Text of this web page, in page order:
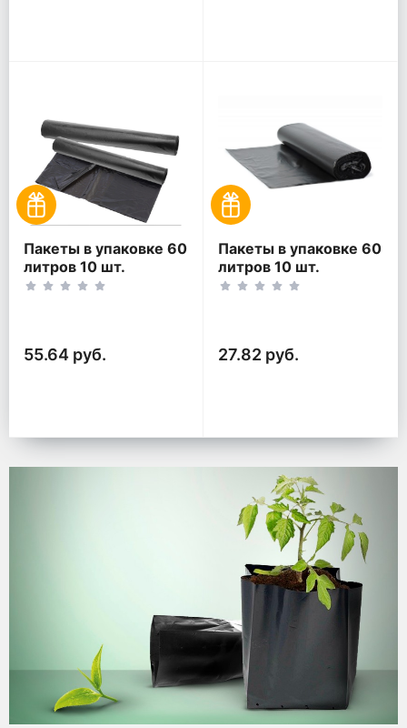
Пакеты в упаковке 60
литров 10 шт.
(10шт*2рул)
55.64 руб.
Пакеты в упаковке 60
литров 10 шт.
(10шт*1рул)
27.82 руб.